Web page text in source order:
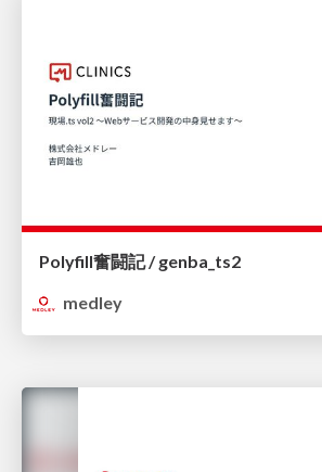
Polyfill奮闘記 / genba_ts2
medley